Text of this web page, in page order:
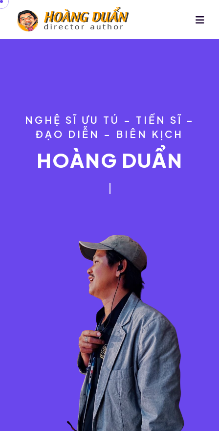
NGHỆ SĨ ƯU TÚ – TIẾN SĨ –
ĐẠO DIỄN – BIÊN KỊCH
HOÀNG DUẨN